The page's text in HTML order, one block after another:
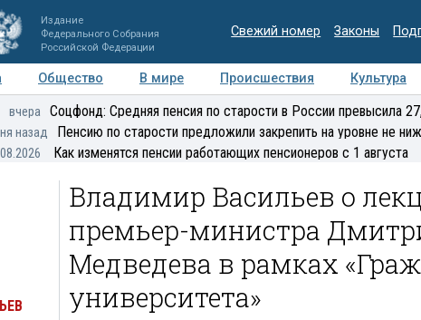
Издание
Федерального Собрания
Российской Федерации
Свежий номер Законы
Общество В мире Происшествия Культура
Мнения Регионы Медиацентр Интервью
вчера Соцфонд: Средняя пенсия по старости в России превысила
назад Пенсию по старости предложили закрепить на уровне не
Как изменятся пенсии работающих пенсионеров с 1 августа
Владимир Васильев о
премьер-министра
Медведева в рамках
университета»